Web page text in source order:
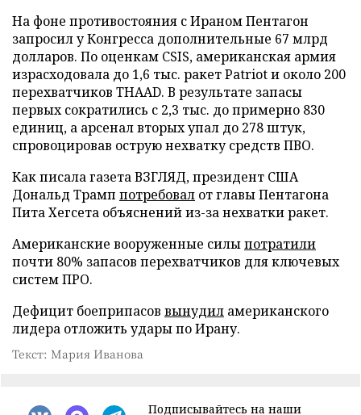
На фоне противостояния с Ираном Пентагон
запросил у Конгресса дополнительные 67 млрд
долларов. По оценкам CSIS, американская армия
израсходовала до 1,6 тыс. ракет Patriot и около 200
перехватчиков THAAD. В результате запасы
первых сократились с 2,3 тыс. до примерно 830
единиц, а арсенал вторых упал до 278 штук,
спровоцировав острую нехватку средств ПВО.
Как писала газета ВЗГЛЯД, президент США
Дональд Трамп потребовал от главы Пентагона
Пита Хегсета объяснений из-за нехватки ракет.
Американские вооруженные силыпотратили
почти 80% запасов перехватчиков для ключевых
систем ПРО.
Дефицит боеприпасов вынудил американского
лидера отложить удары по Ирану.
Текст: Мария Иванова
Подписывайтесь на наши